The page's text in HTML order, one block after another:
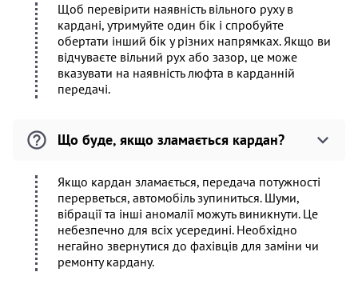
Щоб перевірити наявність вільного руху в
кардані, утримуйте один бік і спробуйте
обертати інший бік у різних напрямках. Якщо ви
відчуваєте вільний рух або зазор, це може
вказувати на наявність люфта в карданній
передачі.
Що буде, якщо зламається кардан?
Якщо кардан зламається, передача потужності
перерветься, автомобіль зупиниться. Шуми,
вібрації та інші аномалії можуть виникнути. Це
небезпечно для всіх усередині. Необхідно
негайно звернутися до фахівців для заміни чи
ремонту кардану.